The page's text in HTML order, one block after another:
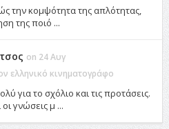
την κομψότητα της απλότητας,
της ποιό ...
on 24 Αυγ
ελληνικό κινηματογράφο
για το σχόλιο και τις προτάσεις.
γνώσεις μ ...